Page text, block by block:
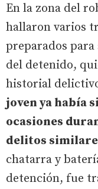
En la zona del
hallaron varios
preparados para
del detenido,
historial
joven ya había
ocasiones
delitos
chatarra y
detención, fue